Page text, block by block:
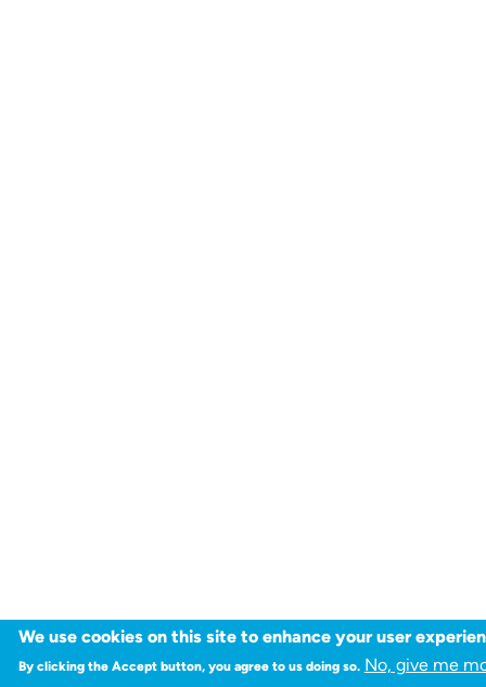
We use cookies on this site to enhance your user
By clicking the Accept button, you agree to us doing so. No, give me